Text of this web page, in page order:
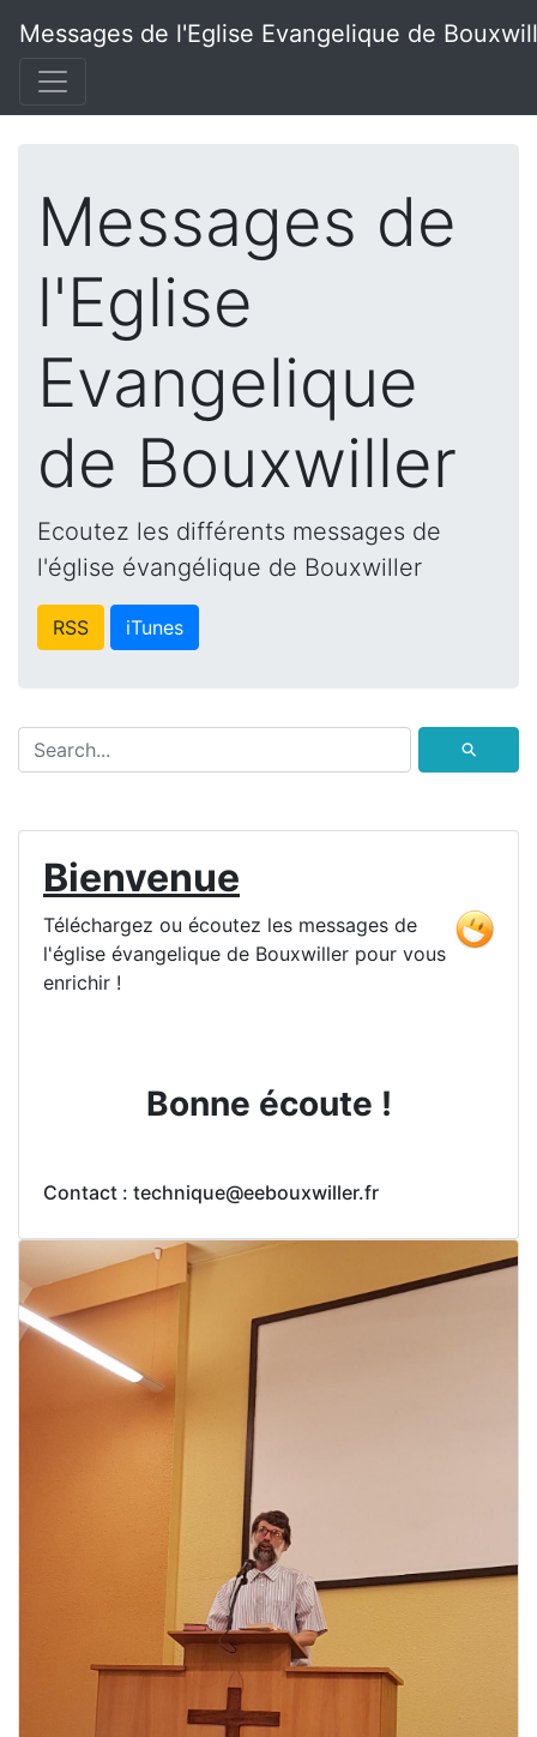
Messages de l'Eglise Evangelique de
Messages de
l'Eglise
Evangelique
de Bouxwiller
Ecoutez les différents messages de
l'église évangélique de Bouxwiller
RSS iTunes
⚲
Bienvenue
Téléchargez ou écoutez les messages de
l'église évangelique de Bouxwiller pour vous
enrichir !
Bonne écoute !
Contact : technique@eebouxwiller.fr